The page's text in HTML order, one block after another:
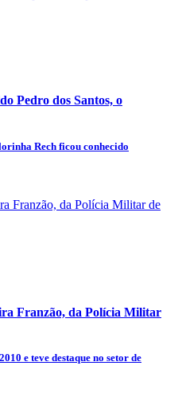
Pedro dos Santos, o
Rech ficou conhecido
Franzão, da Polícia Militar
e teve destaque no setor de